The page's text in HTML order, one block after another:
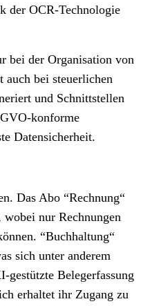
der OCR-Technologie
bei der Organisation von
auch bei steuerlichen
und Schnittstellen
konforme
Datensicherheit.
Das Abo “Rechnung“
nur Rechnungen
“Buchhaltung“
sich unter anderem
gestützte Belegerfassung
erhaltet ihr Zugang zu